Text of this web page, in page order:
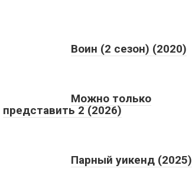
Воин (2 сезон) (2020)
Можно только
представить 2 (2026)
Парный уикенд (2025)